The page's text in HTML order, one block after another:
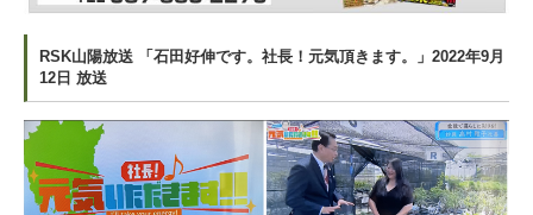
RSK山陽放送 「石田好伸です。社長！元気頂きます。」2022年9月
12日 放送